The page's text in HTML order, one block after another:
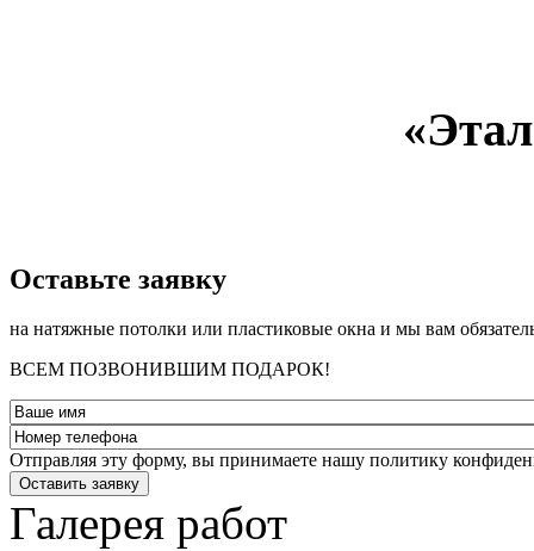
­Оставьте заявку
на натяжные потолки или пластиковые окна и мы вам
ВСЕМ ПОЗВОНИВШИМ ПОДАРОК!
Отправляя эту форму, вы принимаете нашу политику
Оставить заявку
Галерея работ